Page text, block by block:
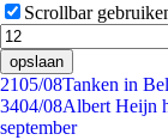
Scrollbar
opslaan
2105/08Tanken in
3404/08Albert Heijn
september